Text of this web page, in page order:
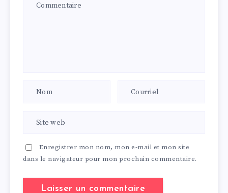
Enregistrer mon nom, mon e-mail et mon site
dans le navigateur pour mon prochain commentaire.